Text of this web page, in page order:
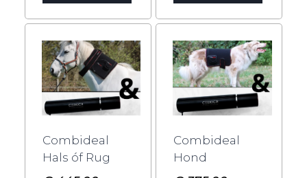
Combideal
Hals óf Rug
Combideal
Hond